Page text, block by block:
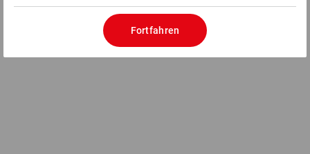
Fortfahren